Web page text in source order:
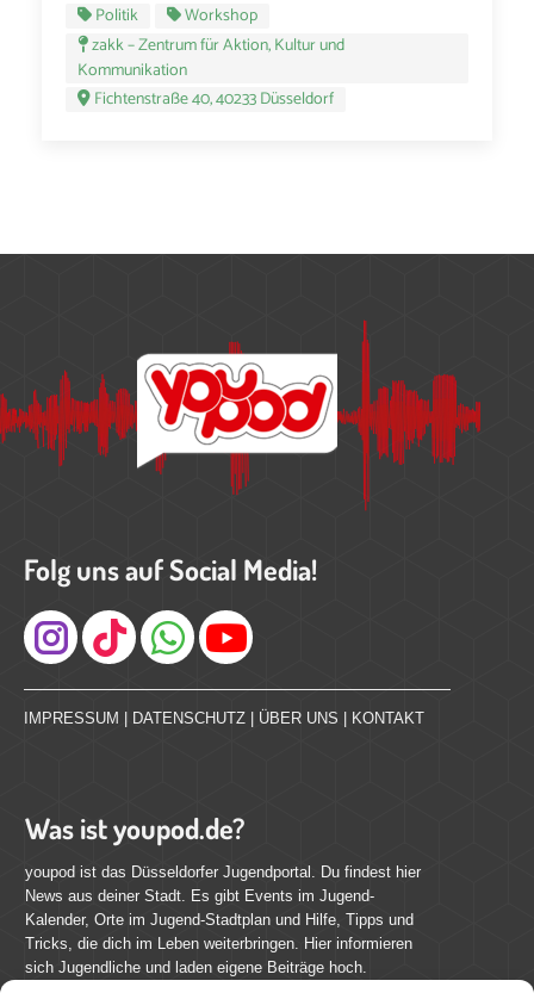
Politik
Workshop
zakk – Zentrum für Aktion, Kultur und
Kommunikation
Fichtenstraße 40, 40233 Düsseldorf
Folg uns auf Social Media!
Instagram
IMPRESSUM DATENSCHUTZ ÜBER UNS KONTAKT
Was ist youpod.de?
youpod ist das Düsseldorfer Jugendportal. Du findest hier
News aus deiner Stadt. Es gibt Events im Jugend-
Kalender, Orte im Jugend-Stadtplan und Hilfe, Tipps und
Tricks, die dich im Leben weiterbringen. Hier informieren
sich Jugendliche und laden eigene Beiträge hoch.